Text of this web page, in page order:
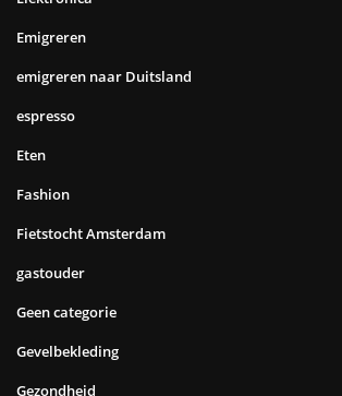
Emigreren
emigreren naar Duitsland
espresso
Eten
Fashion
Fietstocht Amsterdam
gastouder
Geen categorie
Gevelbekleding
Gezondheid